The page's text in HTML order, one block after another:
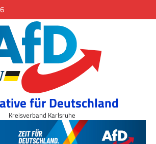
für Deutschland
Kreisverband Karlsruhe